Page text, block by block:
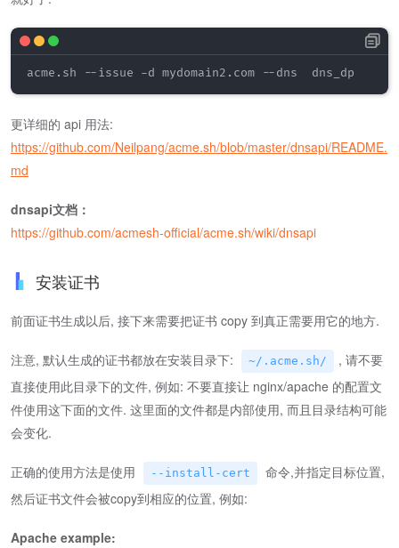
acme.sh --issue -d mydomain2.com --dns  dns_dp
更详细的 api 用法:
https://github.com/Neilpang/acme.sh/blob/master/dnsapi/README.
md
dnsapi文档：
https://github.com/acmesh-official/acme.sh/wiki/dnsapi
安装证书
前面证书生成以后, 接下来需要把证书 copy 到真正需要用它的地方.
注意, 默认生成的证书都放在安装目录下: ~/.acme.sh/
, 请不要
直接使用此目录下的文件, 例如: 不要直接让 nginx/apache 的配置文
件使用这下面的文件. 这里面的文件都是内部使用, 而且目录结构可能
会变化.
正确的使用方法是使用 --install-cert
命令,并指定目标位置,
然后证书文件会被copy到相应的位置, 例如:
Apache example: